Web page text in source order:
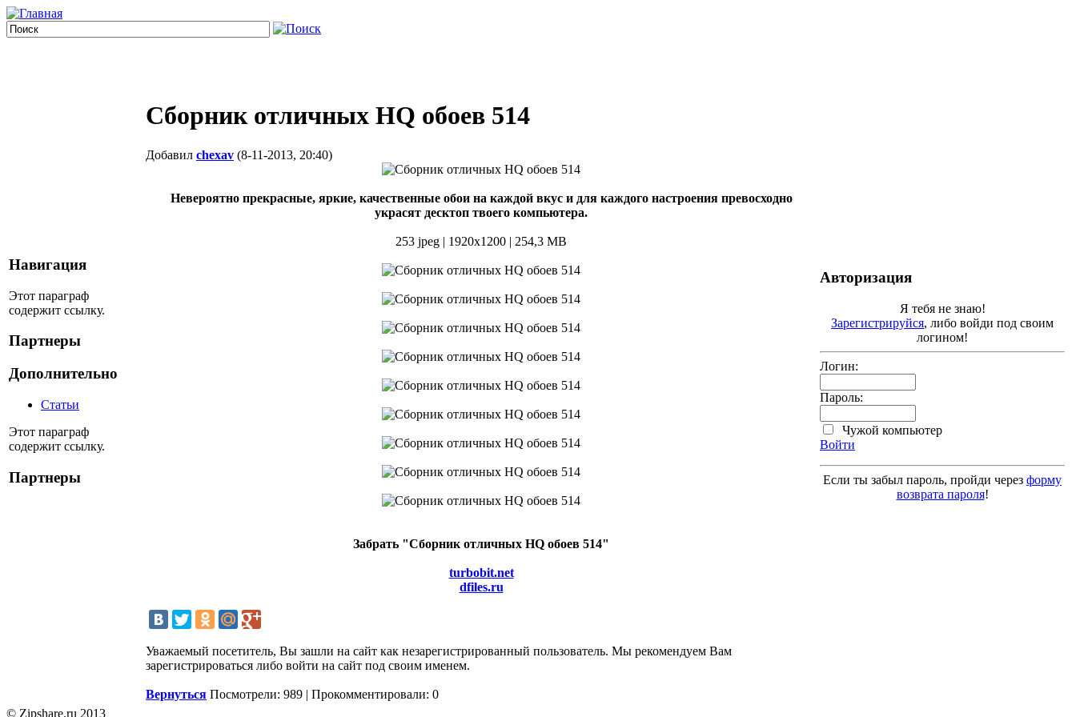
Навигация
Этот параграф
содержит ссылку.
Партнеры
Дополнительно
Статьи
Этот параграф
содержит ссылку.
Партнеры
Сборник отличных HQ обоев 514
Добавил chexav (8-11-2013, 20:40)
Невероятно прекрасные, яркие, качественные обои на каждой вкус и для каждого настроения превосходно
украсят десктоп твоего компьютера.
253 jpeg | 1920x1200 | 254,3 MB
Забрать "Сборник отличных HQ обоев 514"
turbobit.net
dfiles.ru
Уважаемый посетитель, Вы зашли на сайт как незарегистрированный пользователь. Мы рекомендуем Вам
зарегистрироваться либо войти на сайт под своим именем.
Вернуться Посмотрели: 989 | Прокомментировали: 0
Авторизация
Я тебя не знаю!
Зарегистрируйся, либо войди под своим
логином!
Логин:
Пароль:
Чужой компьютер
Войти
Если ты забыл пароль, пройди через форму
возврата пароля!
© Zipshare.ru 2013